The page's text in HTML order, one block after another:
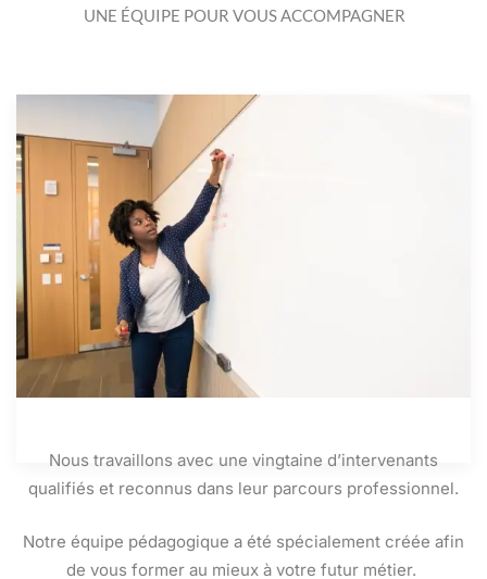
UNE ÉQUIPE POUR VOUS ACCOMPAGNER
Nous travaillons avec une vingtaine d’intervenants
qualifiés et reconnus dans leur parcours professionnel.
Notre équipe pédagogique a été spécialement créée afin
de vous former au mieux à votre futur métier.